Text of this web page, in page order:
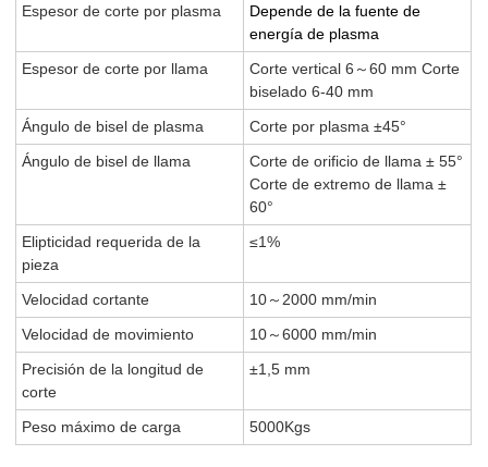
Espesor de corte por plasma
Depende de la fuente de
energía de plasma
Espesor de corte por llama
Corte vertical 6 ～60 mm Corte
biselado 6-40 mm
Ángulo de bisel de plasma
Corte por plasma ±45°
Ángulo de bisel de llama
Corte de orificio de llama ± 55°
Corte de extremo de llama ±
60°
Elipticidad requerida de la
pieza
≤1%
Velocidad cortante 10 ～ 2000 mm/min
Velocidad de movimiento
10 ～6000 mm/min
Precisión de la longitud de
corte
±1,5 mm
Peso máximo de carga 5000Kgs